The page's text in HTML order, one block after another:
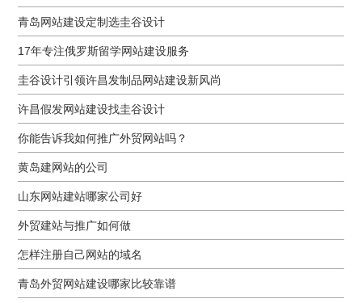
青岛网站建设定制选圭谷设计
17年专注俄罗斯留学网站建设服务
圭谷设计引领许昌发制品网站建设新风尚
许昌假发网站建设找圭谷设计
你能告诉我如何推广外贸网站吗？
黄岛建网站的公司
山东网站建站哪家公司好
外贸建站与推广如何做
怎样注册自己网站的域名
青岛外贸网站建设哪家比较靠谱